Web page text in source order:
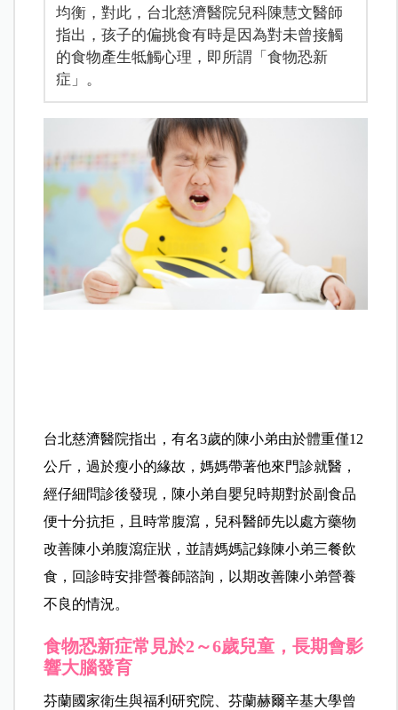
均衡，對此，台北慈濟醫院兒科陳慧文醫師
指出，孩子的偏挑食有時是因為對未曾接觸
的食物產生牴觸心理，即所謂「食物恐新
症」。
台北慈濟醫院指出，有名3歲的陳小弟由於體重僅12
公斤，過於瘦小的緣故，媽媽帶著他來門診就醫，
經仔細問診後發現，陳小弟自嬰兒時期對於副食品
便十分抗拒，且時常腹瀉，兒科醫師先以處方藥物
改善陳小弟腹瀉症狀，並請媽媽記錄陳小弟三餐飲
食，回診時安排營養師諮詢，以期改善陳小弟營養
不良的情況。
食物恐新症常見於2 ～6歲兒童，長期會影
響大腦發育
芬蘭國家衛生與福利研究院、芬蘭赫爾辛基大學曾